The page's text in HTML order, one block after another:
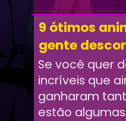
9 ótimos
gente
Se você quer
incríveis que
ganharam
estão